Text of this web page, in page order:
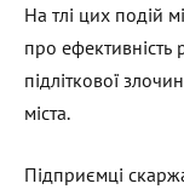
На тлі цих подій
про ефективність
підліткової
міста.
Підприємці